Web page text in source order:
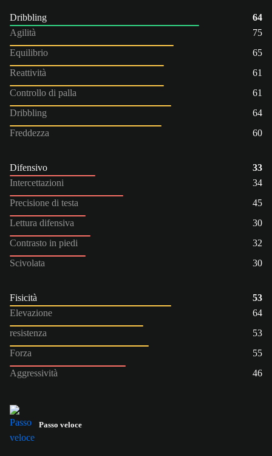
Dribbling
64
Agilità
75
Equilibrio
65
Reattività
61
Controllo di palla
61
Dribbling
64
Freddezza
60
Difensivo
33
Intercettazioni
34
Precisione di testa
45
Lettura difensiva
30
Contrasto in piedi
32
Scivolata
30
Fisicità
53
Elevazione
64
resistenza
53
Forza
55
Aggressività
46
Passo veloce